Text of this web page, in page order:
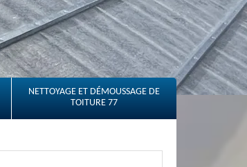
NETTOYAGE ET DÉMOUSSAGE DE
TOITURE 77